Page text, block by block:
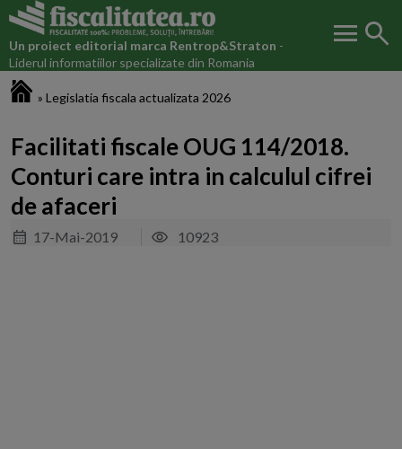
Un proiect editorial marca Rentrop&Straton -
Liderul informatiilor specializate din Romania
menu search
» Legislatia fiscala actualizata 2026
Facilitati fiscale OUG 114/2018.
Conturi care intra in calculul cifrei
de afaceri
17-Mai-2019 10923